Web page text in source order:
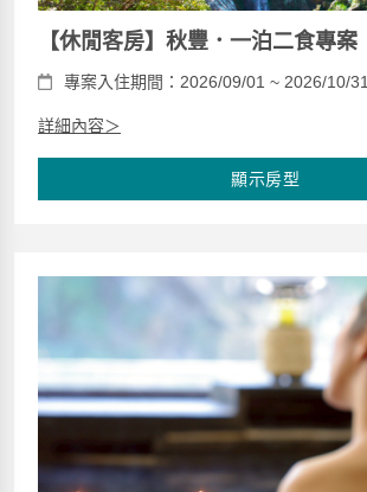
【休閒客房】秋豐．一泊二食專案
專案入住期間：2026/09/01 ~ 2026/10/31
詳細內容＞
顯示房型